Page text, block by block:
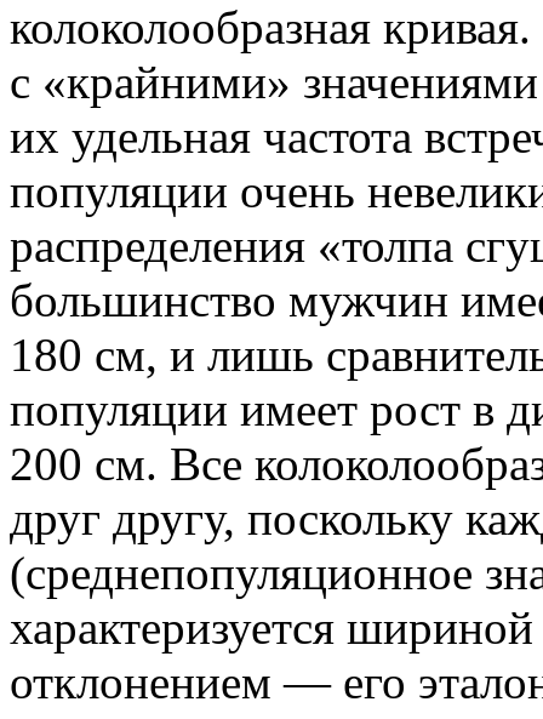
колоколообразная
с «крайними» значениями
их удельная частота
популяции очень
распределения «толпа
большинство мужчин
180 см, и лишь
популяции имеет рост в
200 см. Все
друг другу, поскольку
(среднепопуляционное
характеризуется
отклонением — его